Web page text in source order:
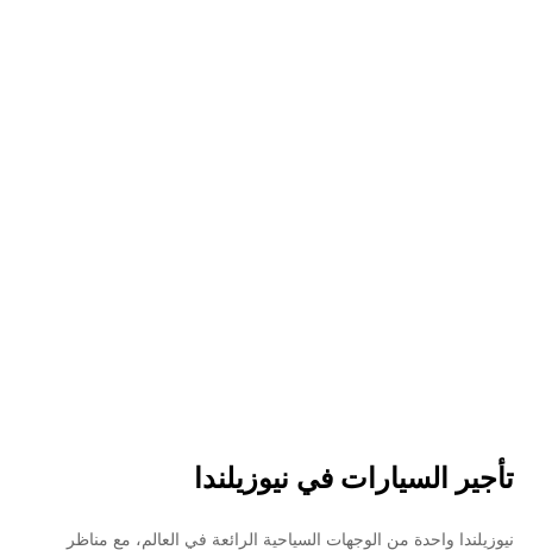
تأجير السيارات في نيوزيلندا
نيوزيلندا واحدة من الوجهات السياحية الرائعة في العالم، مع مناظر